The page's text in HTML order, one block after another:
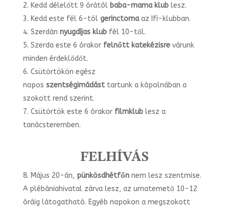
Kedd délelőtt 9 órától baba-mama klublesz.
Kedd este fél 6-tól gerinctornaaz Ifi-klubban.
Szerdán nyugdíjas klubfél 10-től.
Szerda este 6 órakor felnőtt katekézisrevárunk
minden érdeklődőt.
Csütörtökön egész
napos szentségimádásttartunk a kápolnában a
szokott rend szerint.
Csütörtök este 6 órakor filmklublesz a
tanácsteremben.
FELHÍVÁS
Május 20-án, pünkösdhétfőnnem lesz szentmise.
A plébániahivatal zárva lesz, az urnatemető 10-12
óráig látogatható. Egyéb napokon a megszokott